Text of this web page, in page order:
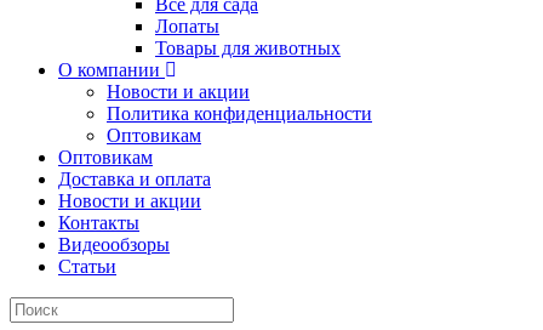
Все для сада
Лопаты
Товары для животных
О компании
Новости и акции
Политика конфиденциальности
Оптовикам
Оптовикам
Доставка и оплата
Новости и акции
Контакты
Видеообзоры
Статьи